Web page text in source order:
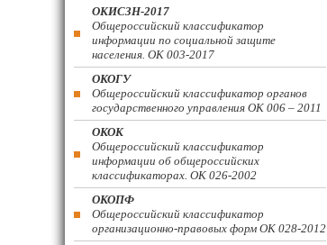
ОКИСЗН-2017
Общероссийский классификатор
информации по социальной защите
населения. ОК 003-2017
ОКОГУ
Общероссийский классификатор органов
государственного управления ОК 006 – 2011
ОКОК
Общероссийский классификатор
информации об общероссийских
классификаторах. ОК 026-2002
ОКОПФ
Общероссийский классификатор
организационно-правовых форм ОК 028-2012